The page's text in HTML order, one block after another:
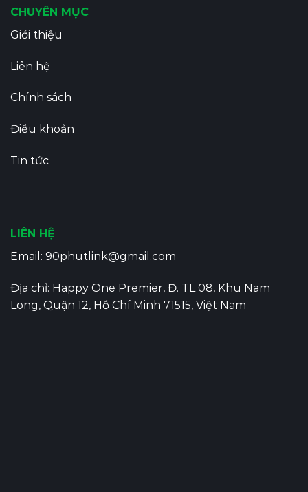
CHUYÊN MỤC
Giới thiệu
Liên hệ
Chính sách
Điều khoản
Tin tức
LIÊN HỆ
Email: 90phutlink@gmail.com
Địa chỉ: Happy One Premier, Đ. TL 08, Khu Nam
Long, Quận 12, Hồ Chí Minh 71515, Việt Nam